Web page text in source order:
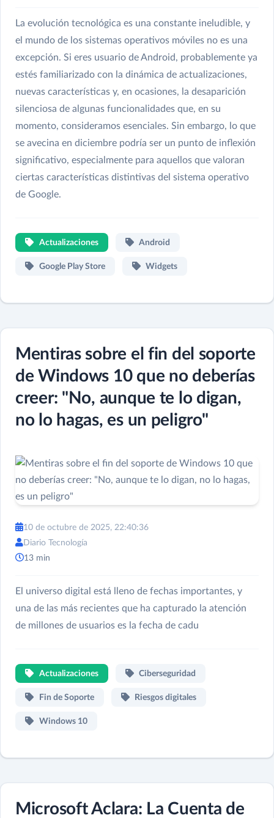
La evolución tecnológica es una constante ineludible, y
el mundo de los sistemas operativos móviles no es una
excepción. Si eres usuario de Android, probablemente ya
estés familiarizado con la dinámica de actualizaciones,
nuevas características y, en ocasiones, la desaparición
silenciosa de algunas funcionalidades que, en su
momento, consideramos esenciales. Sin embargo, lo que
se avecina en diciembre podría ser un punto de inflexión
significativo, especialmente para aquellos que valoran
ciertas características distintivas del sistema operativo
de Google.
Actualizaciones Android
Google Play Store Widgets
Mentiras sobre el fin del soporte
de Windows 10 que no deberías
creer: "No, aunque te lo digan,
no lo hagas, es un peligro"
10 de octubre de 2025, 22:40:36
Diario Tecnología
13 min
El universo digital está lleno de fechas importantes, y
una de las más recientes que ha capturado la atención
de millones de usuarios es la fecha de cadu
Actualizaciones Ciberseguridad
Fin de Soporte Riesgos digitales
Windows 10
Microsoft Aclara: La Cuenta de